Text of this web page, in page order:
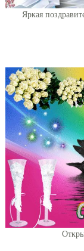
Яркая